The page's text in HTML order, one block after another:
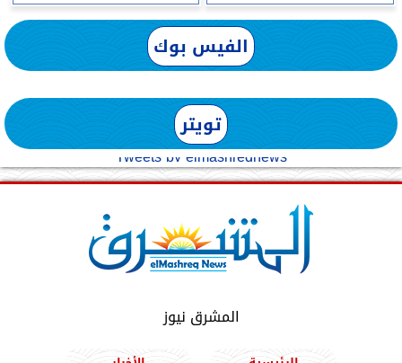
الفيس بوك
تويتر
Tweets by elmashreqnews
المشرق نيوز